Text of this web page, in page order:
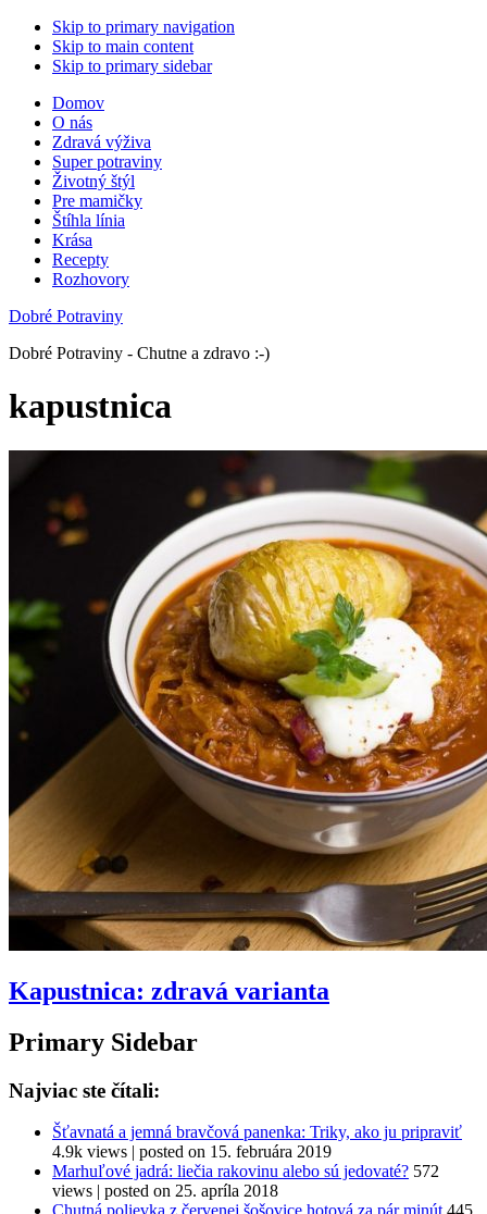
Skip to primary navigation
Skip to main content
Skip to primary sidebar
Domov
O nás
Zdravá výživa
Super potraviny
Životný štýl
Pre mamičky
Štíhla línia
Krása
Recepty
Rozhovory
Dobré Potraviny
Dobré Potraviny - Chutne a zdravo :-)
kapustnica
Kapustnica: zdravá varianta
Primary Sidebar
Najviac ste čítali:
Šťavnatá a jemná bravčová panenka: Triky, ako ju pripraviť
4.9k views | posted on 15. februára 2019
Marhuľové jadrá: liečia rakovinu alebo sú jedovaté? 572
views | posted on 25. apríla 2018